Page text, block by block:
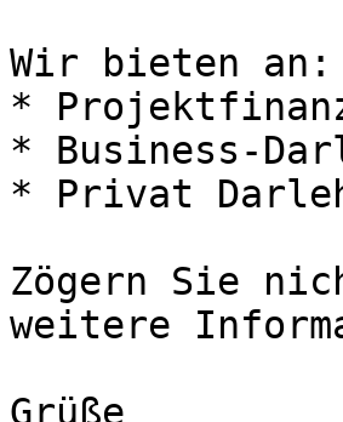
Wir bieten an:
*
* Business-
* Privat
Zögern Sie
weitere
Grüße